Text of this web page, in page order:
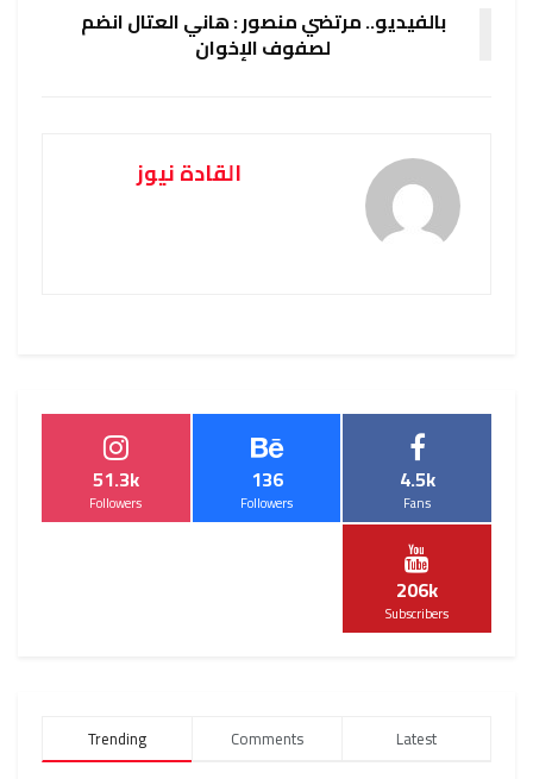
بالفيديو.. مرتضي منصور : هاني العتال انضم
لصفوف الإخوان
القادة نيوز
4.5k
Fans
136
Followers
51.3k
Followers
206k
Subscribers
Trending Comments Latest